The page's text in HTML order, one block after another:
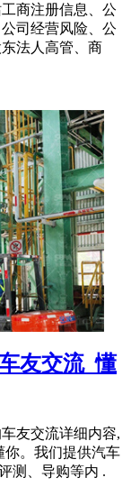
商注册信息、公
司经营风险、公
法人高管、商
友交流_懂
友交流详细内容,
你。我们提供汽车
测、导购等内 .